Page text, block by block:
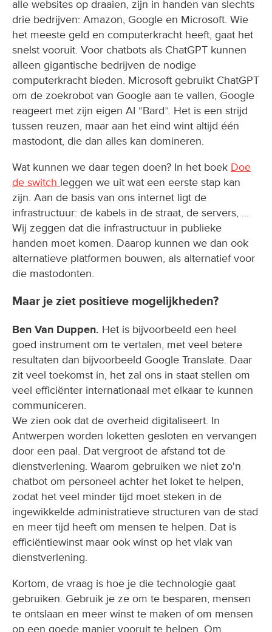
alle websites op draaien, zijn in handen van slechts
drie bedrijven: Amazon, Google en Microsoft. Wie
het meeste geld en computerkracht heeft, gaat het
snelst vooruit. Voor chatbots als ChatGPT kunnen
alleen gigantische bedrijven de nodige
computerkracht bieden. Microsoft gebruikt ChatGPT
om de zoekrobot van Google aan te vallen, Google
reageert met zijn eigen AI “Bard”. Het is een strijd
tussen reuzen, maar aan het eind wint altijd één
mastodont, die dan alles kan domineren.
Wat kunnen we daar tegen doen? In het boek Doe
de switch leggen we uit wat een eerste stap kan
zijn. Aan de basis van ons internet ligt de
infrastructuur: de kabels in de straat, de servers, ...
Wij zeggen dat die infrastructuur in publieke
handen moet komen. Daarop kunnen we dan ook
alternatieve platformen bouwen, als alternatief voor
die mastodonten.
Maar je ziet positieve mogelijkheden?
Ben Van Duppen. Het is bijvoorbeeld een heel
goed instrument om te vertalen, met veel betere
resultaten dan bijvoorbeeld Google Translate. Daar
zit veel toekomst in, het zal ons in staat stellen om
veel efficiënter internationaal met elkaar te kunnen
communiceren.
We zien ook dat de overheid digitaliseert. In
Antwerpen worden loketten gesloten en vervangen
door een paal. Dat vergroot de afstand tot de
dienstverlening. Waarom gebruiken we niet zo'n
chatbot om personeel achter het loket te helpen,
zodat het veel minder tijd moet steken in de
ingewikkelde administratieve structuren van de stad
en meer tijd heeft om mensen te helpen. Dat is
efficiëntiewinst maar ook winst op het vlak van
dienstverlening.
Kortom, de vraag is hoe je die technologie gaat
gebruiken. Gebruik je ze om te besparen, mensen
te ontslaan en meer winst te maken of om mensen
op een goede manier vooruit te helpen. Om